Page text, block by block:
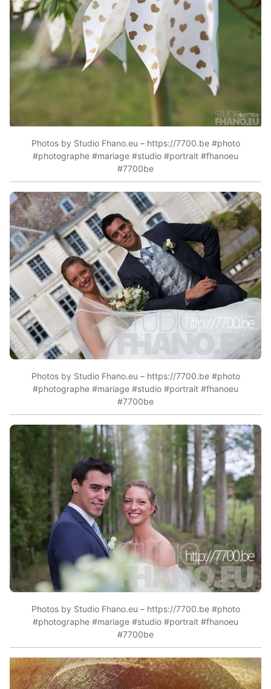
Photos by Studio Fhano.eu – https://7700.be #photo
#photographe #mariage #studio #portrait #fhanoeu
#7700be
Photos by Studio Fhano.eu – https://7700.be #photo
#photographe #mariage #studio #portrait #fhanoeu
#7700be
Photos by Studio Fhano.eu – https://7700.be #photo
#photographe #mariage #studio #portrait #fhanoeu
#7700be